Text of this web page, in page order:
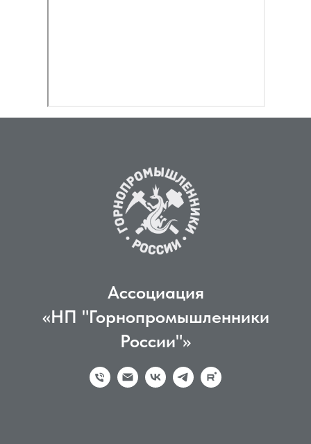
Ассоциация
«НП "Горнопромышленники
России"»